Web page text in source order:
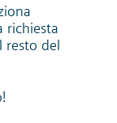
richiesta
resto del